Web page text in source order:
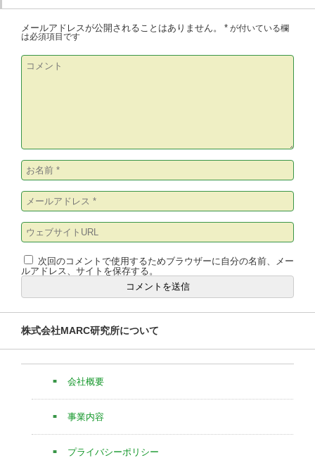
メールアドレスが公開されることはありません。 * が付いている欄
は必須項目です
次回のコメントで使用するためブラウザーに自分の名前、メー
ルアドレス、サイトを保存する。
株式会社MARC研究所について
会社概要
事業内容
プライバシーポリシー